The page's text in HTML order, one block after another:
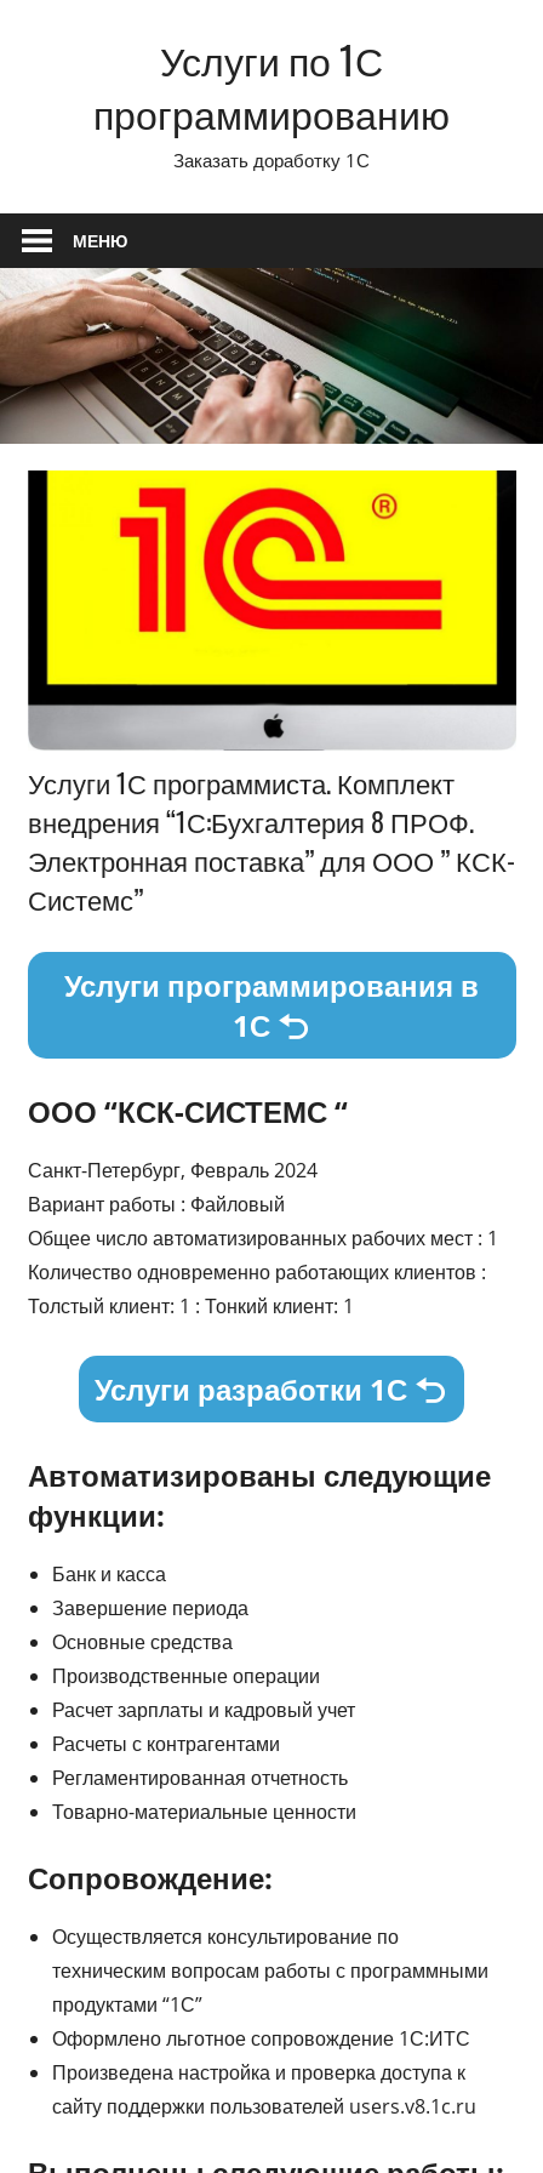
Услуги по 1С
программированию
Заказать доработку 1С
МЕНЮ
Информация
Услуги 1С программиста. Комплект
внедрения “1С:Бухгалтерия 8 ПРОФ.
Электронная поставка” для ООО ” КСК-
Системс”
Услуги программирования в
1С
ООО “КСК-СИСТЕМС “
Санкт-Петербург, Февраль 2024
Вариант работы : Файловый
Общее число автоматизированных рабочих мест : 1
Количество одновременно работающих клиентов :
Толстый клиент: 1 : Тонкий клиент: 1
Услуги разработки 1С
Автоматизированы следующие
функции:
Банк и касса
Завершение периода
Основные средства
Производственные операции
Расчет зарплаты и кадровый учет
Расчеты с контрагентами
Регламентированная отчетность
Товарно-материальные ценности
Сопровождение:
Осуществляется консультирование по
техническим вопросам работы с программными
продуктами “1С”
Оформлено льготное сопровождение 1С:ИТС
Произведена настройка и проверка доступа к
сайту поддержки пользователей users.v8.1c.ru